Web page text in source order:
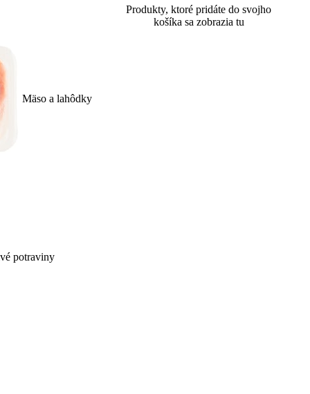
Mäso a lahôdky
potraviny
Produkty, ktoré pridáte do svojho
košíka sa zobrazia tu